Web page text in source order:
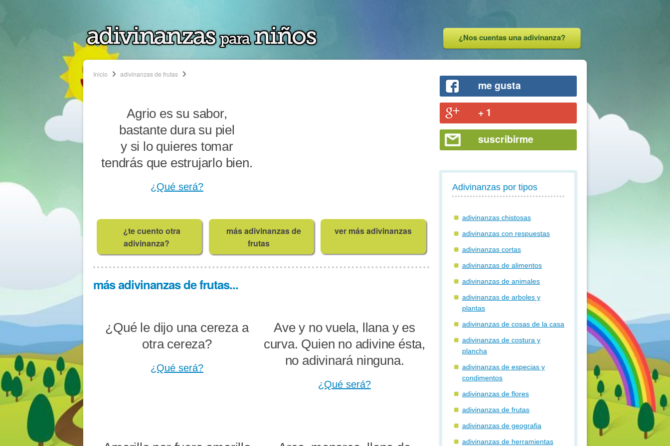
¿Nos cuentas una adivinanza?
Inicio adivinanzas de frutas
Agrio es su sabor,
bastante dura su piel
y si lo quieres tomar
tendrás que estrujarlo bien.
¿Qué será?
¿te cuento otra
adivinanza?
más adivinanzas de
frutas
ver más adivinanzas
más adivinanzas de frutas...
¿Qué le dijo una cereza a
otra cereza?
¿Qué será?
Ave y no vuela, llana y es
curva. Quien no adivine ésta,
no adivinará ninguna.
¿Qué será?
me gusta
+ 1
suscribirme
Adivinanzas por tipos
adivinanzas chistosas
adivinanzas con respuestas
adivinanzas cortas
adivinanzas de alimentos
adivinanzas de animales
adivinanzas de arboles y
plantas
adivinanzas de cosas de la casa
adivinanzas de costura y
plancha
adivinanzas de especias y
condimentos
adivinanzas de flores
adivinanzas de frutas
adivinanzas de geografia
adivinanzas de herramientas